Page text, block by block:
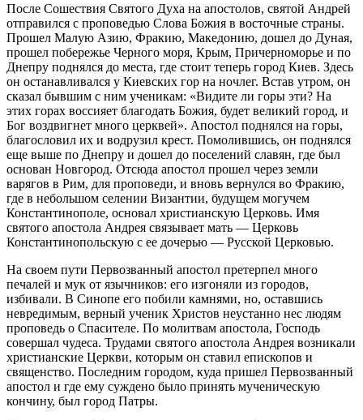
После Сошествия Святого Духа на апостолов, святой Андрей
отправился с проповедью Слова Божия в восточные страны.
Прошел Малую Азию, Фракию, Македонию, дошел до Дуная,
прошел побережье Черного моря, Крым, Причерноморье и по
Днепру поднялся до места, где стоит теперь город Киев. Здесь
он останавливался у Киевских гор на ночлег. Встав утром, он
сказал бывшим с ним ученикам: «Видите ли горы эти? На
этих горах воссияет благодать Божия, будет великий город, и
Бог воздвигнет много церквей». Апостол поднялся на горы,
благословил их и водрузил крест. Помолившись, он поднялся
еще выше по Днепру и дошел до поселений славян, где был
основан Новгород. Отсюда апостол прошел через земли
варягов в Рим, для проповеди, и вновь вернулся во Фракию,
где в небольшом селении Византии, будущем могучем
Константинополе, основал христианскую Церковь. Имя
святого апостола Андрея связывает мать — Церковь
Константинопольскую с ее дочерью — Русской Церковью.
На своем пути Первозванный апостол претерпел много
печалей и мук от язычников: его изгоняли из городов,
избивали. В Синопе его побили камнями, но, оставшись
невредимым, верный ученик Христов неустанно нес людям
проповедь о Спасителе. По молитвам апостола, Господь
совершал чудеса. Трудами святого апостола Андрея возникали
христианские Церкви, которым он ставил епископов и
священство. Последним городом, куда пришел Первозванный
апостол и где ему суждено было принять мученическую
кончину, был город Патры.